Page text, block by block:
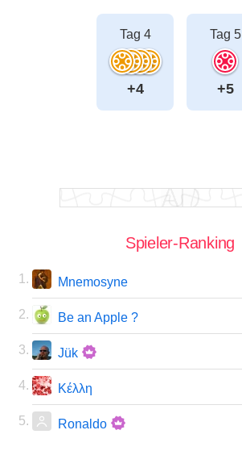
Tag 4
+4
Tag 5
+5
Spieler-Ranking
Mnemosyne
Be an Apple ?
Jük
Κέλλη
Ronaldo